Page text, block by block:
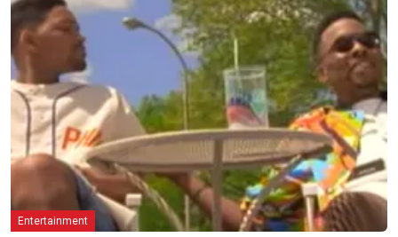
Entertainment